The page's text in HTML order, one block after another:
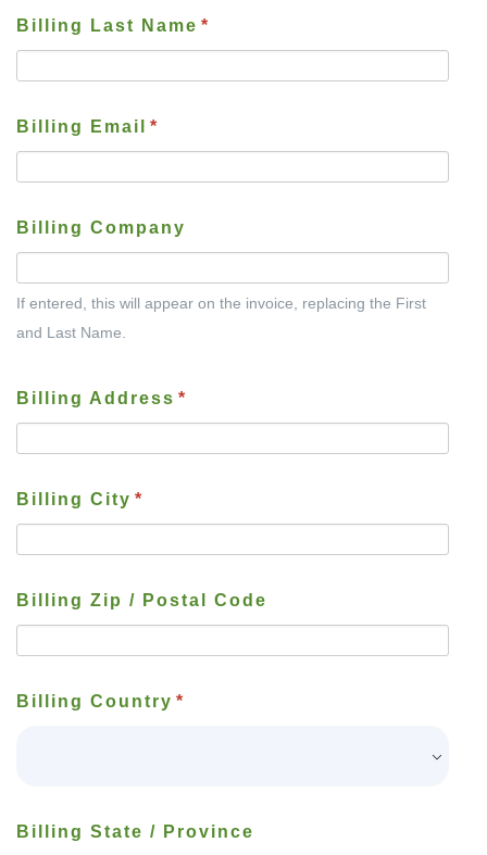
Billing Last Name *
Billing Email *
Billing Company
If entered, this will appear on the invoice, replacing the First
and Last Name.
Billing Address *
Billing City *
Billing Zip / Postal Code
Billing Country *
Billing State / Province